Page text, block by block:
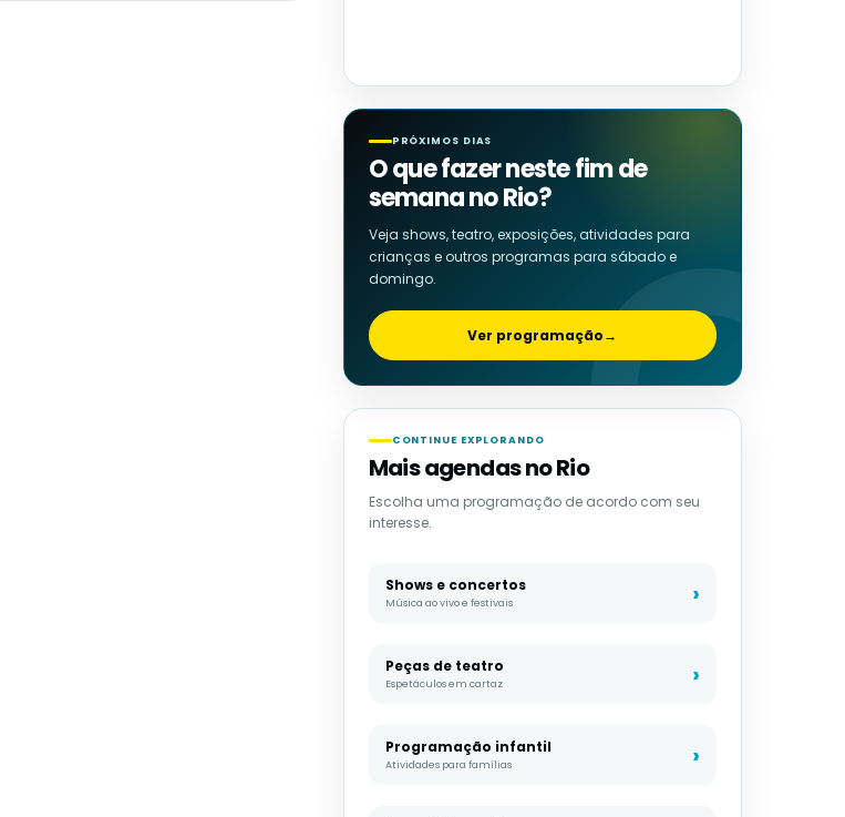
PRÓXIMOS DIAS
O que fazer neste fim de
semana no Rio?
Veja shows, teatro, exposições, atividades para
crianças e outros programas para sábado e
domingo.
Ver programação→
CONTINUE EXPLORANDO
Mais agendas no Rio
Escolha uma programação de acordo com seu
interesse.
Shows e concertos
Música ao vivo e festivais
Peças de teatro
Espetáculos em cartaz
Programação infantil
Atividades para famílias